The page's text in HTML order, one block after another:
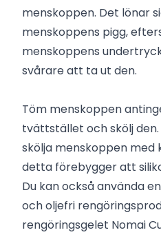
menskoppen. Det lönar
menskoppens pigg,
menskoppens
svårare att ta ut den.
Töm menskoppen
tvättstället och skölj
skölja menskoppen
detta förebygger att
Du kan också använda
och oljefri
rengöringsgelet Nomai